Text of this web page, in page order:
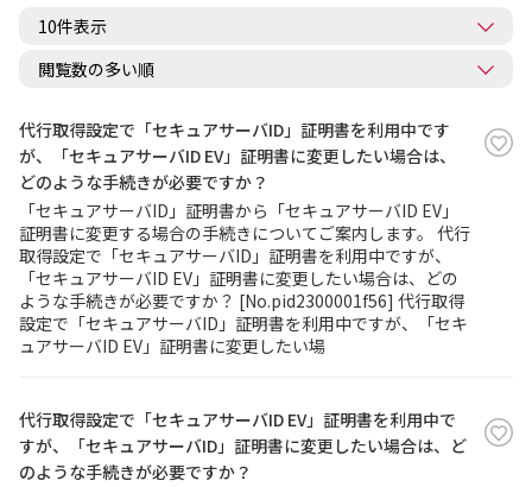
代行取得設定で「セキュアサーバID」証明書を利用中です
が、「セキュアサーバID EV」証明書に変更したい場合は、
どのような手続きが必要ですか？
「セキュアサーバID」証明書から「セキュアサーバID EV」
証明書に変更する場合の手続きについてご案内します。 代行
取得設定で「セキュアサーバID」証明書を利用中ですが、
「セキュアサーバID EV」証明書に変更したい場合は、どの
ような手続きが必要ですか？ [No.pid2300001f56] 代行取得
設定で「セキュアサーバID」証明書を利用中ですが、「セキ
ュアサーバID EV」証明書に変更したい場
代行取得設定で「セキュアサーバID EV」証明書を利用中で
すが、「セキュアサーバID」証明書に変更したい場合は、ど
のような手続きが必要ですか？